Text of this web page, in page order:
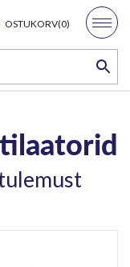
OSTUKORV(0)